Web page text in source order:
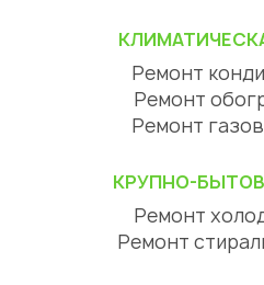
Ремонт
Ремонт
Ремонт
КРУПНО-
Ремонт
Ремонт